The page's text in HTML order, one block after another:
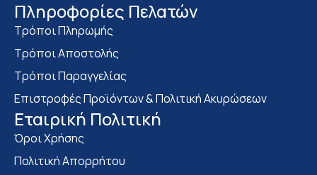
Πληροφορίες Πελατών
Τρόποι Πληρωμής
Τρόποι Αποστολής
Τρόποι Παραγγελίας
Επιστροφές Προϊόντων & Πολιτική Ακυρώσεων
Eταιρική Πολιτική
Όροι Χρήσης
Πολιτική Απορρήτου